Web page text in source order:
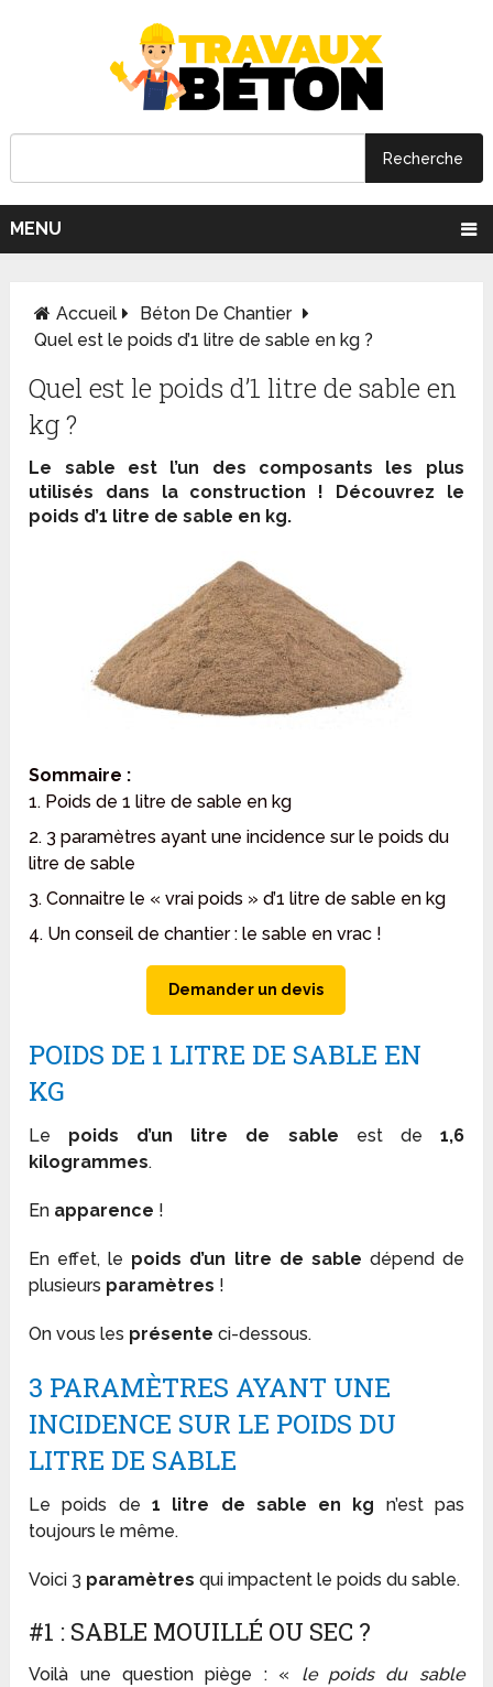
MENU
Accueil
Béton De Chantier
Quel est le poids d’1 litre de sable en kg ?
Quel est le poids d’1 litre de sable en
kg ?
Le sable est l’un des composants les plus
utilisés dans la construction ! Découvrez le
poids d’1 litre de sable en kg.
Sommaire :
1. Poids de 1 litre de sable en kg
2. 3 paramètres ayant une incidence sur le poids du
litre de sable
3. Connaitre le « vrai poids » d’1 litre de sable en kg
4. Un conseil de chantier : le sable en vrac !
Demander un devis
POIDS DE 1 LITRE DE SABLE EN
KG
Le poids d’un litre de sable est de 1,6
kilogrammes.
En apparence !
En effet, le poids d’un litre de sable dépend de
plusieurs paramètres !
On vous les présente ci-dessous.
3 PARAMÈTRES AYANT UNE
INCIDENCE SUR LE POIDS DU
LITRE DE SABLE
Le poids de 1 litre de sable en kg n’est pas
toujours le même.
Voici 3 paramètres qui impactent le poids du sable.
#1 : SABLE MOUILLÉ OU SEC ?
Voilà une question piège : « le poids du sable